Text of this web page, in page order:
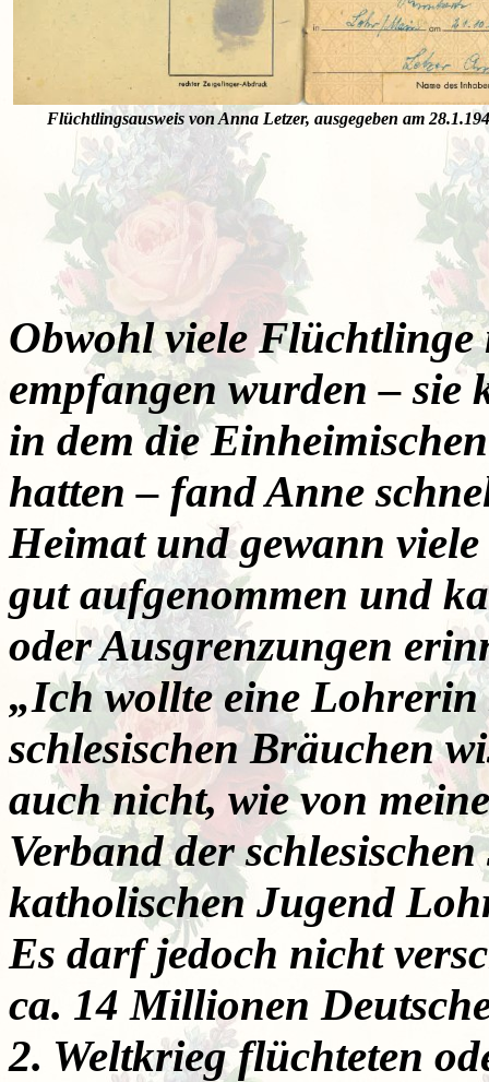
Flüchtlingsausweis von Anna Letzer, ausgegeben am
Obwohl viele
empfangen wurden – sie
in dem die
hatten – fand Anne
Heimat und gewann
gut aufgenommen und
oder Ausgrenzungen
„Ich wollte eine
schlesischen Bräuchen
auch nicht, wie von
Verband der
katholischen Jugend
Es darf jedoch nicht
ca. 14 Millionen
2. Weltkrieg flüchteten